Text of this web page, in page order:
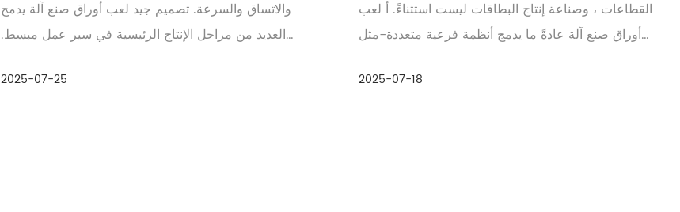
والاتساق والسرعة. تصميم جيد لعب أوراق صنع آلة يدمج
العديد من مراحل الإنتاج الرئيسية في سير عمل مبسط.
2025-07-25
القطاعات ، وصناعة إنتاج البطاقات ليست استثناءً. أ لعب
أوراق صنع آلة عادةً ما يدمج أنظمة فرعية متعددة-مثل
2025-07-18